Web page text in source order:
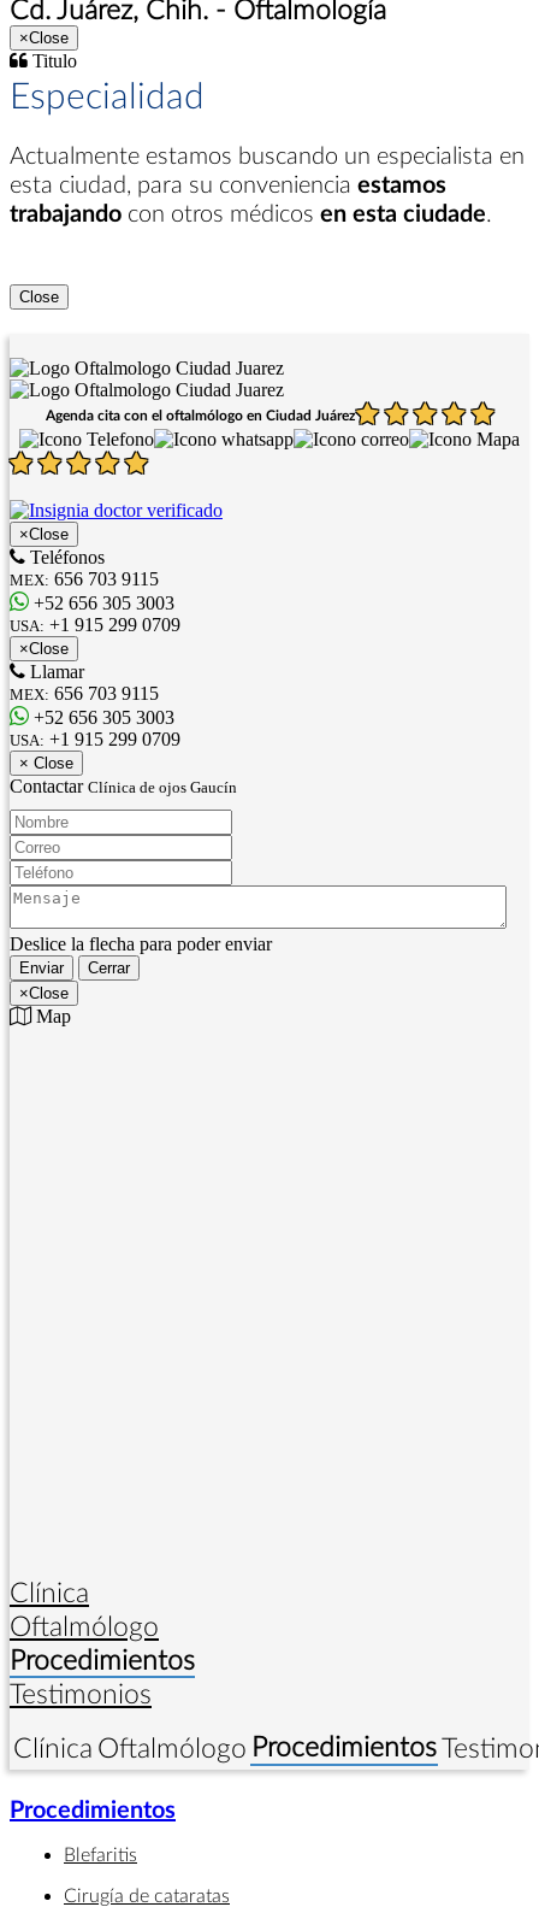
Cd. Juárez, Chih. - Oftalmología
×Close
Titulo
Especialidad
Actualmente estamos buscando un especialista en
esta ciudad, para su conveniencia estamos
trabajando con otros médicos en esta ciudade.
Close
Agenda cita con el oftalmólogo en Ciudad Juárez
×Close
Teléfonos
MEX: 656 703 9115
+52 656 305 3003
USA: +1 915 299 0709
×Close
Llamar
MEX: 656 703 9115
+52 656 305 3003
USA: +1 915 299 0709
× Close
Contactar Clínica de ojos Gaucín
Nombre:
Correo:
Teléfono:
Mensaje:
Deslice la flecha para poder enviar
Enviar
Cerrar
×Close
Map
Clínica
Oftalmólogo
Procedimientos
Testimonios
Clínica Oftalmólogo Procedimientos
Procedimientos
Blefaritis
Cirugía de cataratas